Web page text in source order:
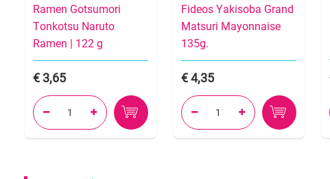
Ramen Gotsumori
Tonkotsu Naruto
Ramen | 122 g
3,65
 
Fideos Yakisoba Grand
Matsuri Mayonnaise
135g.
4,35
 